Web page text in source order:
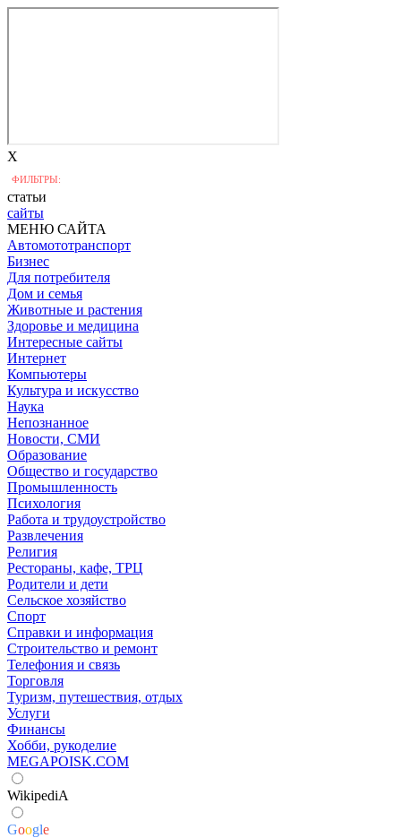
X
ФИЛЬТРЫ:
статьи
сайты
МЕНЮ САЙТА
Автомототранспорт
Бизнес
Для потребителя
Дом и семья
Животные и растения
Здоровье и медицина
Интересные сайты
Интернет
Компьютеры
Культура и искусство
Наука
Непознанное
Новости, СМИ
Образование
Общество и государство
Промышленность
Психология
Работа и трудоустройство
Развлечения
Религия
Рестораны, кафе, ТРЦ
Родители и дети
Сельское хозяйство
Спорт
Справки и информация
Строительство и ремонт
Телефония и связь
Торговля
Туризм, путешествия, отдых
Услуги
Финансы
Хобби, рукоделие
MEGAPOISK.COM
WikipediA
Google